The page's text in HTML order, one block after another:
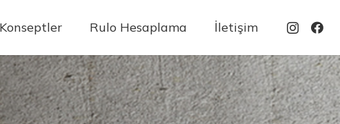
Konseptler Rulo Hesaplama İletişim